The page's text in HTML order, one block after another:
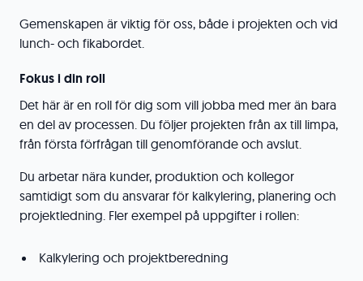
Gemenskapen är viktig för oss, både i projekten och vid
lunch- och fikabordet.
Fokus i din roll
Det här är en roll för dig som vill jobba med mer än bara
en del av processen. Du följer projekten från ax till limpa,
från första förfrågan till genomförande och avslut.
Du arbetar nära kunder, produktion och kollegor
samtidigt som du ansvarar för kalkylering, planering och
projektledning. Fler exempel på uppgifter i rollen:
Kalkylering och projektberedning